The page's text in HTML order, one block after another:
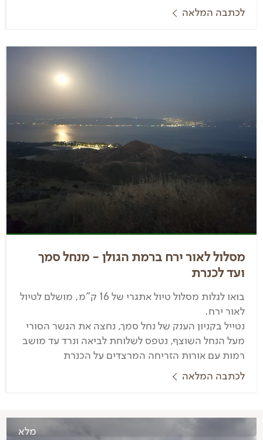
לכתבה המלאה
מסלול לאור ירח ברמת הגולן - מנחל סמך
ועד לכנרת
בואו לגלות מסלול טיול אתגרי של 16 ק"מ, מושלם לטיול
לאור ירח.
נטייל בקניון הענק של נחל סמך, נחצה את הגשר הסורי
מעל הנחל השוצף, נטפס לשלוחת לביאה ונרד עד מושב
רמות עם אורות הזריחה המרצדים על הכנרת
לכתבה המלאה
מלא